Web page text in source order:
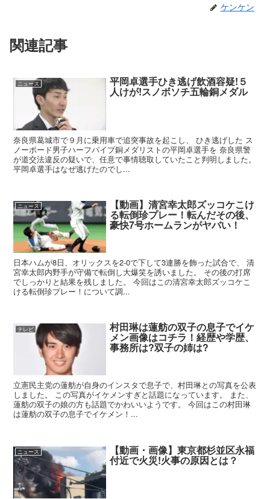
ケンケン
関連記事
ニュース 平岡卓選手ひき逃げ飲酒容疑!５
人けが!スノボソチ五輪銅メダル
奈良県葛城市で９月に乗用車で追突事故を起こし、 ひき逃げした ス
ノーボード男子ハーフパイプ銅メダリストの平岡卓選手を 奈良県警
が道交法違反の疑いで、任意で事情聴取していたこと判明しました。
平岡卓選手はなぜ逃げたのでし...
ニュース 【動画】清宮幸太郎ズッコケこけ
る転倒珍プレー！転んだその後、
豪快7号ホームランがヤバい！
日本ハムが8日、オリックスを2-0で下して3連勝を飾った試合で、 清
宮幸太郎内野手が守備で転倒し大爆笑を誘いました。 その後の打席
でしっかりと結果を残しました。 今回はこの清宮幸太郎ズッコケこ
ける転倒珍プレー！について調...
テレビ 村田琳は蓮舫の双子の息子でイケ
メン画像はコチラ！経歴や学歴、
事務所は?双子の姉は?
立憲民主党の蓮舫が自身のインスタで息子で、村田琳との写真を公表
しました。 この写真がイケメンすぎと話題になっています。 また、
蓮舫の双子の娘の方も話題でかわいいようです。 今回はこの村田琳
は蓮舫の双子の息子でイケメン！...
ニュース 【動画・画像】東京都杉並区永福
付近で火災!火事の原因とは？